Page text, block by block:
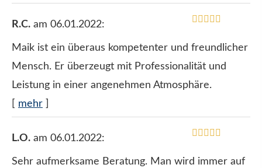
R.C. am 06.01.2022:
Maik ist ein überaus kompetenter und freundlicher
Mensch. Er überzeugt mit Professionalität und
Leistung in einer angenehmen Atmosphäre.
mehr
L.O. am 06.01.2022:
Sehr aufmerksame Beratung. Man wird immer auf